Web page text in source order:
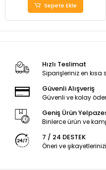
Sepete Ekle
Hızlı Teslimat
Siparişleriniz en kısa
Güvenli Alışveriş
Güvenli ve kolay
Geniş Ürün
Binlerce ürün ve
7 / 24 DESTEK
Öneri ve